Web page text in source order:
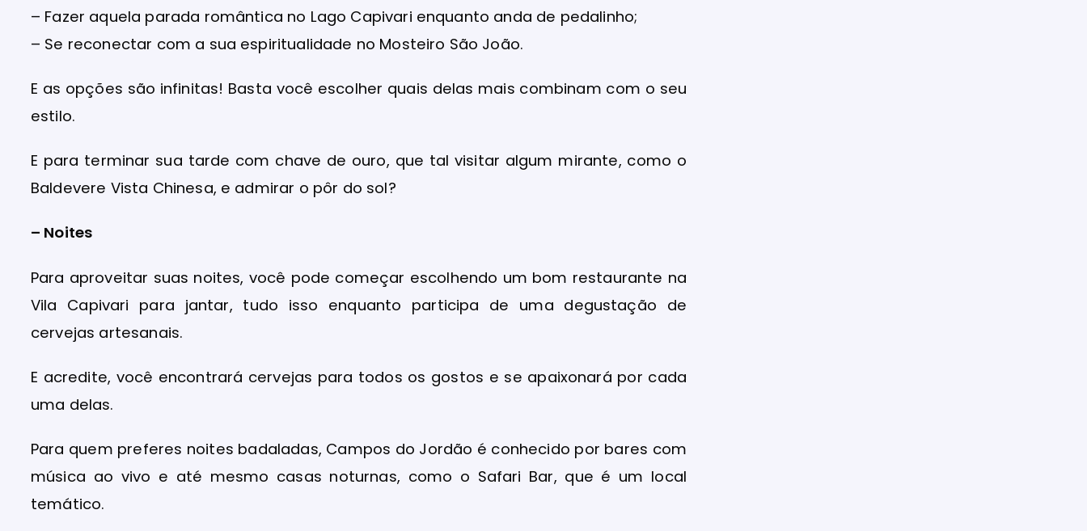
– Fazer aquela parada romântica no Lago Capivari enquanto anda de pedalinho;
– Se reconectar com a sua espiritualidade no Mosteiro São João.
E as opções são infinitas! Basta você escolher quais delas mais combinam com o seu
estilo.
E para terminar sua tarde com chave de ouro, que tal visitar algum mirante, como o
Baldevere Vista Chinesa, e admirar o pôr do sol?
– Noites
Para aproveitar suas noites, você pode começar escolhendo um bom restaurante na
Vila Capivari para jantar, tudo isso enquanto participa de uma degustação de
cervejas artesanais.
E acredite, você encontrará cervejas para todos os gostos e se apaixonará por cada
uma delas.
Para quem preferes noites badaladas, Campos do Jordão é conhecido por bares com
música ao vivo e até mesmo casas noturnas, como o Safari Bar, que é um local
temático.